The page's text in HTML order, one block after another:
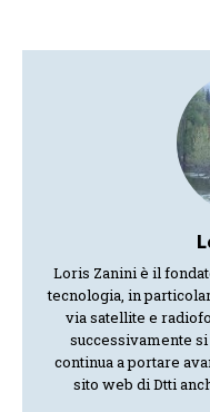
Loris Zanini è il
tecnologia, in
via satellite e
successivamente
continua a portare
sito web di Dtti